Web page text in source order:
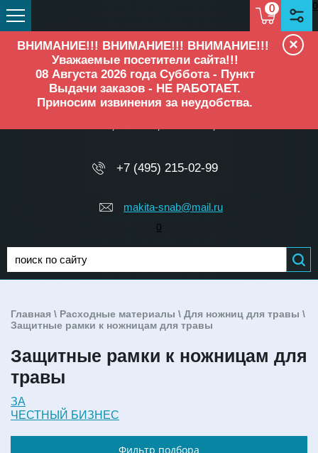
0 0
ВНИМАНИЕ!!! ВНИМАНИЕ!!! ВНИМАНИЕ!!!
Уважаемые посетители сайта!!!
08 Августа 2026 года Суббота - Пункт
Выдачи заказов - НЕ РАБОТАЕТ.
Приносим извинения за неудобства.
×
ОФИЦИАЛЬНЫЙ ДИЛЕР
+7 (495) 215-02-99
makita-snab@mail.ru
0
Главная \ Расходные материалы \ Для ножниц для травы \
Защитные рамки к ножницам для травы
Защитные рамки к ножницам для
травы
ЗА
ЧЕСТНЫЙ БИЗНЕС
Фильтр подбора